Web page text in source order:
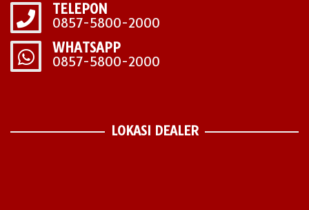
TELEPON
0857-5800-2000
WHATSAPP
0857-5800-2000
LOKASI DEALER